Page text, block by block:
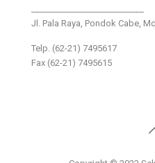
Jl. Pala Raya, Pondok Cabe,
Telp. (62-21) 7495617
Fax (62-21) 7495615